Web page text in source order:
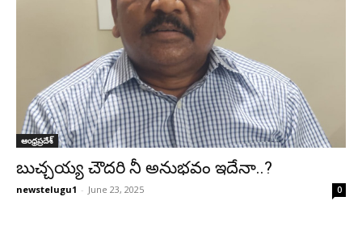
ఆంధ్రప్రదేశ్‌
బుచ్చ‌య్య చౌద‌రి నీ అనుభ‌వం ఇదేనా..?
newstelugu1 - June 23, 2025 0